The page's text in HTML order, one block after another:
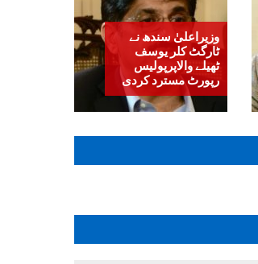
وزیراعلیٰ سندھ نے
ٹارگٹ کلر یوسف
ٹھیلے والاپرپولیس
رپورٹ مسترد کردی